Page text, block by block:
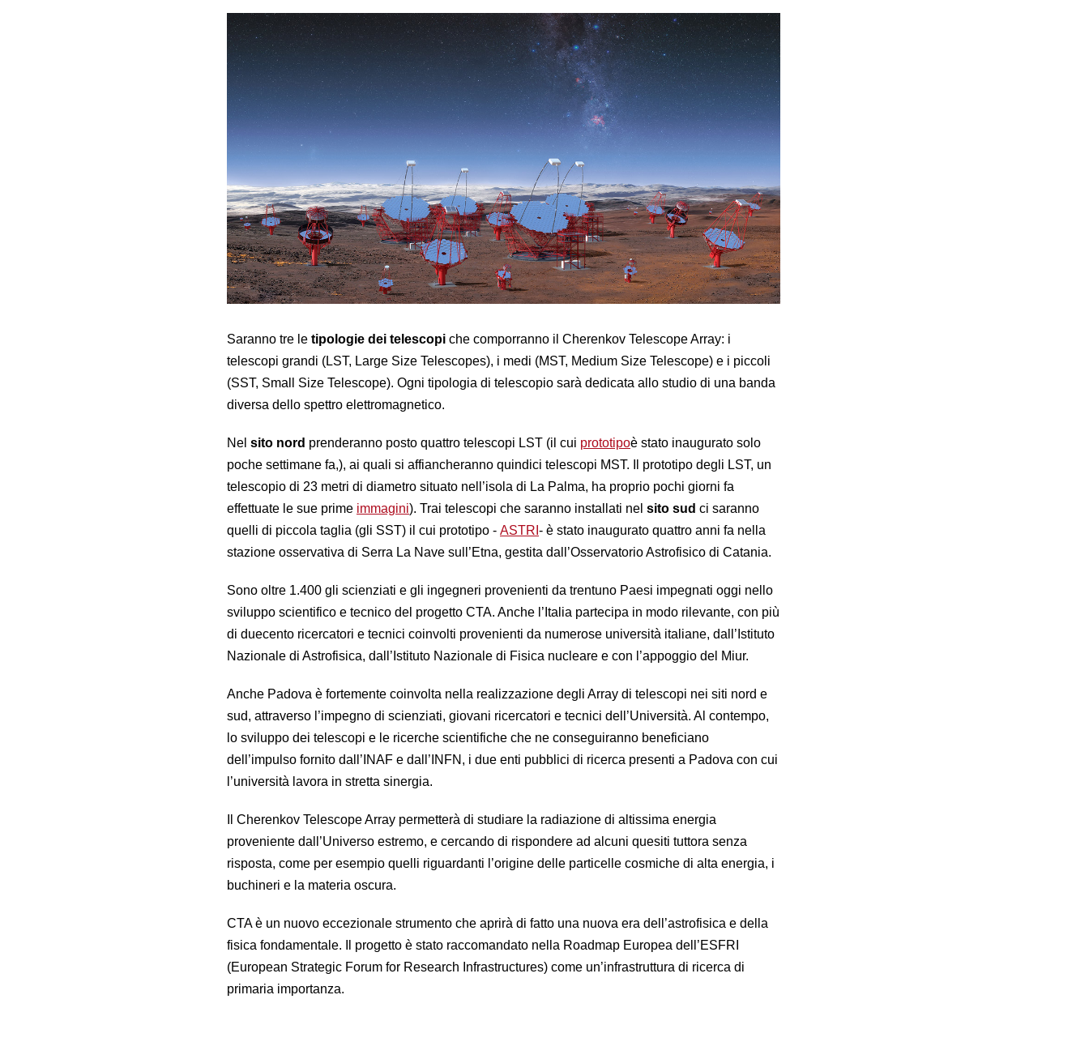
Saranno tre le tipologie dei telescopi che comporranno il Cherenkov Telescope Array: i
telescopi grandi (LST, Large Size Telescopes), i medi (MST, Medium Size Telescope) e i piccoli
(SST, Small Size Telescope). Ogni tipologia di telescopio sarà dedicata allo studio di una banda
diversa dello spettro elettromagnetico.
Nel sito nord prenderanno posto quattro telescopi LST (il cui prototipoè stato inaugurato solo
poche settimane fa,), ai quali si affiancheranno quindici telescopi MST. Il prototipo degli LST, un
telescopio di 23 metri di diametro situato nell’isola di La Palma, ha proprio pochi giorni fa
effettuate le sue prime immagini). Trai telescopi che saranno installati nel sito sud ci saranno
quelli di piccola taglia (gli SST) il cui prototipo - ASTRI - è stato inaugurato quattro anni fa nella
stazione osservativa di Serra La Nave sull’Etna, gestita dall’Osservatorio Astrofisico di Catania.
Sono oltre 1.400 gli scienziati e gli ingegneri provenienti da trentuno Paesi impegnati oggi nello
sviluppo scientifico e tecnico del progetto CTA. Anche l’Italia partecipa in modo rilevante, con più
di duecento ricercatori e tecnici coinvolti provenienti da numerose università italiane, dall’Istituto
Nazionale di Astrofisica, dall’Istituto Nazionale di Fisica nucleare e con l’appoggio del Miur.
Anche Padova è fortemente coinvolta nella realizzazione degli Array di telescopi nei siti nord e
sud, attraverso l’impegno di scienziati, giovani ricercatori e tecnici dell’Università. Al contempo,
lo sviluppo dei telescopi e le ricerche scientifiche che ne conseguiranno beneficiano
dell’impulso fornito dall’INAF e dall’INFN, i due enti pubblici di ricerca presenti a Padova con cui
l’università lavora in stretta sinergia.
Il Cherenkov Telescope Array permetterà di studiare la radiazione di altissima energia
proveniente dall’Universo estremo, e cercando di rispondere ad alcuni quesiti tuttora senza
risposta, come per esempio quelli riguardanti l’origine delle particelle cosmiche di alta energia, i
buchineri e la materia oscura.
CTA è un nuovo eccezionale strumento che aprirà di fatto una nuova era dell’astrofisica e della
fisica fondamentale. Il progetto è stato raccomandato nella Roadmap Europea dell’ESFRI
(European Strategic Forum for Research Infrastructures) come un’infrastruttura di ricerca di
primaria importanza.